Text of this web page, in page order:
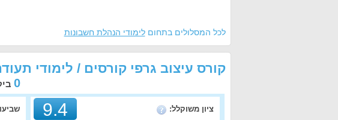
לכל המסלולים בתחוםלימודי הנהלת חשבונות
קורס עיצוב גרפי קורסים / לימודי
0
ציון משוקלל: 9.4